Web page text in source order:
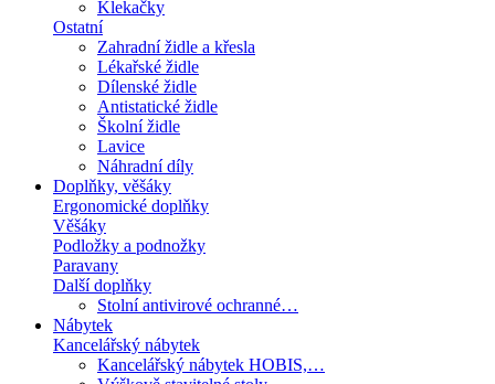
Klekačky
Ostatní
Zahradní židle a křesla
Lékařské židle
Dílenské židle
Antistatické židle
Školní židle
Lavice
Náhradní díly
Doplňky, věšáky
Ergonomické doplňky
Věšáky
Podložky a podnožky
Paravany
Další doplňky
Stolní antivirové ochranné…
Nábytek
Kancelářský nábytek
Kancelářský nábytek HOBIS,…